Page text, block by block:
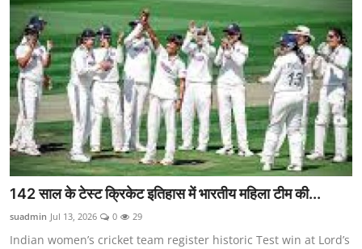
पर्यावरण
युवा
विशेष
लेखक मंच
व्यंजन
डिफेंस
बिंदास बोल
142 साल के टेस्ट क्रिकेट इतिहास में भारतीय महिला टीम की...
suadmin Jul 13, 2026 0 29
Indian women’s cricket team register historic Test win at Lord’s